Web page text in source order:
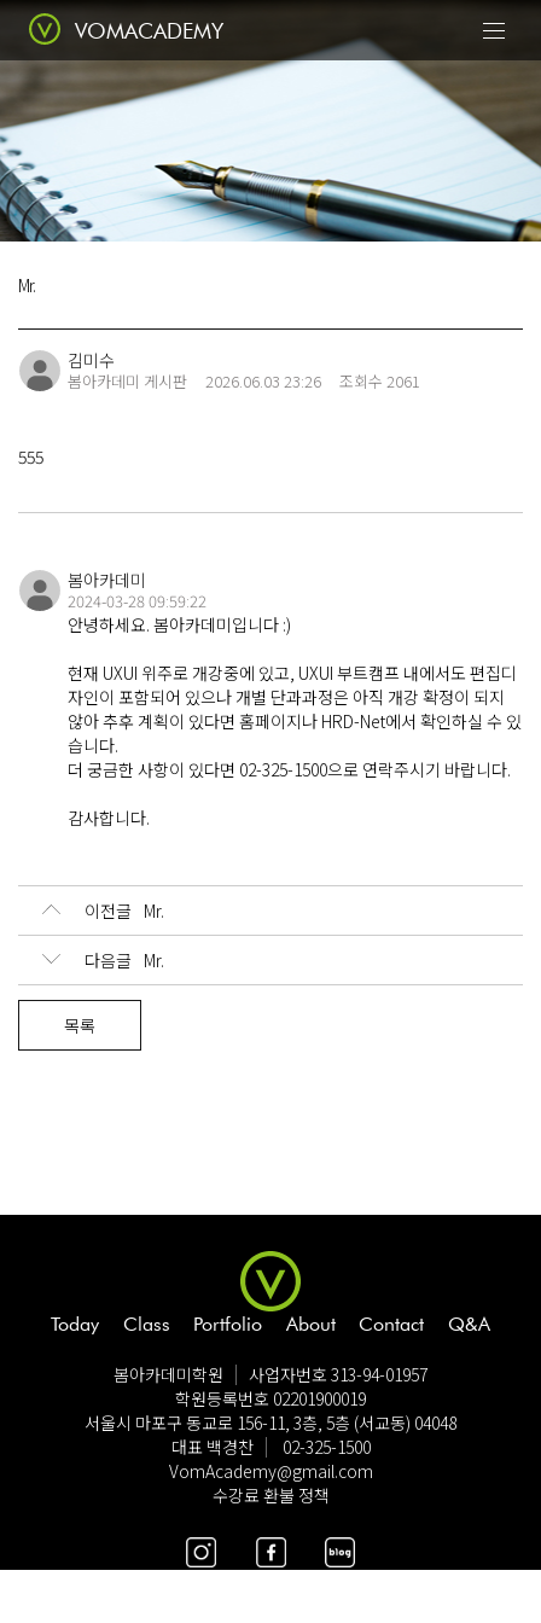
VOMACADEMY
Today 봄에서 꽃피우다
Class 전문적인 수업
About
Contact 연락처 및 오시는 길
Mr.
김미수
봄아카데미 게시판 2026.06.03 23:26 조회수 2061
555
봄아카데미
2024-03-28 09:59:22
안녕하세요. 봄아카데미입니다 :)
현재 UXUI 위주로 개강중에 있고, UXUI 부트캠프 내에서도 편집디
자인이 포함되어 있으나 개별 단과과정은 아직 개강 확정이 되지
않아 추후 계획이 있다면 홈페이지나 HRD-Net에서 확인하실 수 있
습니다.
더 궁금한 사항이 있다면 02-325-1500으로 연락주시기 바랍니다.
감사합니다.
이전글 Mr.
다음글 Mr.
목록
Today Class Portfolio About Contact Q&A
봄아카데미학원
사업자번호 313-94-01957
학원등록번호 02201900019
서울시 마포구 동교로 156-11, 3층, 5층 (서교동) 04048
대표 백경찬
02-325-1500
VomAcademy@gmail.com
수강료 환불 정책